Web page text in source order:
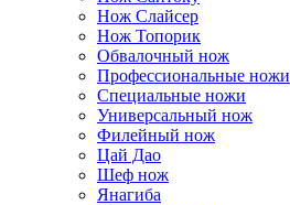
Нож Слайсер
Нож Топорик
Обвалочный нож
Профессиональные ножи
Специальные ножи
Универсальный нож
Филейный нож
Цай Дао
Шеф нож
Янагиба